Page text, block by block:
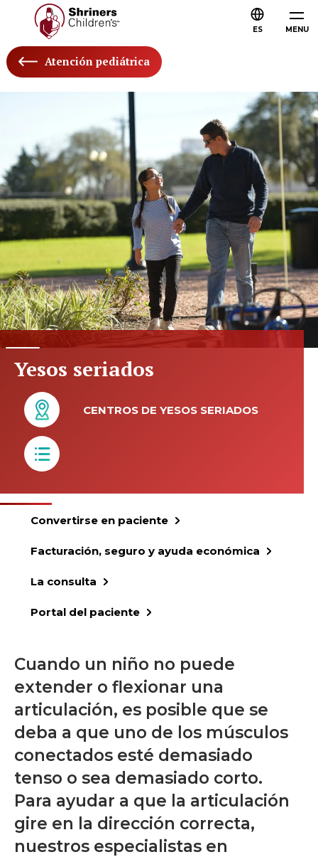
MENU
ES
Atención pediátrica
Yesos seriados
CENTROS DE YESOS SERIADOS
Convertirse en paciente
Facturación, seguro y ayuda económica
La consulta
Portal del paciente
Cuando un niño no puede
extender o flexionar una
articulación, es posible que se
deba a que uno de los músculos
conectados esté demasiado
tenso o sea demasiado corto.
Para ayudar a que la articulación
gire en la dirección correcta,
nuestros especialistas en